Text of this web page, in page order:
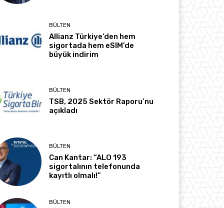
BÜLTEN
Allianz Türkiye’den hem
sigortada hem eSIM’de
büyük indirim
BÜLTEN
TSB, 2025 Sektör Raporu’nu
açıkladı
BÜLTEN
Can Kantar: “ALO 193
sigortalının telefonunda
kayıtlı olmalı!”
BÜLTEN